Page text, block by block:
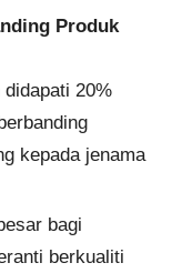
Produk
20%
kepada jenama
bagi
berkualiti